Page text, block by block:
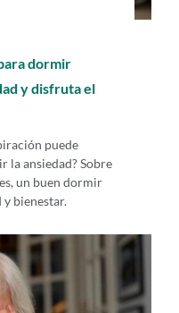
dormir
y disfruta el
puede
la ansiedad? Sobre
un buen dormir
y bienestar.